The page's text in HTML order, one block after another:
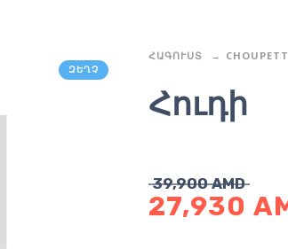
ԶԵՂՉ
ՀԱԳՈՒՍՏ
Հուդի
39,900AMD
27,930